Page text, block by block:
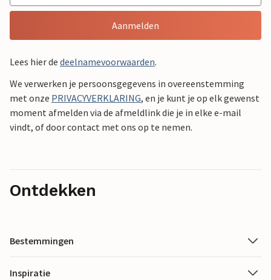
Aanmelden
Lees hier de deelnamevoorwaarden.
We verwerken je persoonsgegevens in overeenstemming
met onze PRIVACYVERKLARING, en je kunt je op elk gewenst
moment afmelden via de afmeldlink die je in elke e-mail
vindt, of door contact met ons op te nemen.
Ontdekken
Bestemmingen
Inspiratie